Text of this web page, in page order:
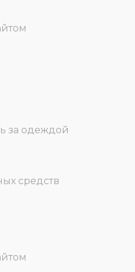
за одеждой
средств